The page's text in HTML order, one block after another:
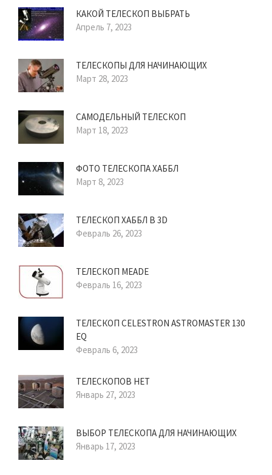
КАКОЙ ТЕЛЕСКОП ВЫБРАТЬ
Апрель 7, 2023
ТЕЛЕСКОПЫ ДЛЯ НАЧИНАЮЩИХ
Март 28, 2023
САМОДЕЛЬНЫЙ ТЕЛЕСКОП
Март 18, 2023
ФОТО ТЕЛЕСКОПА ХАББЛ
Март 8, 2023
ТЕЛЕСКОП ХАББЛ В 3D
Февраль 26, 2023
ТЕЛЕСКОП MEADE
Февраль 16, 2023
ТЕЛЕСКОП CELESTRON ASTROMASTER 130
EQ
Февраль 6, 2023
ТЕЛЕСКОПОВ НЕТ
Январь 27, 2023
ВЫБОР ТЕЛЕСКОПА ДЛЯ НАЧИНАЮЩИХ
Январь 17, 2023